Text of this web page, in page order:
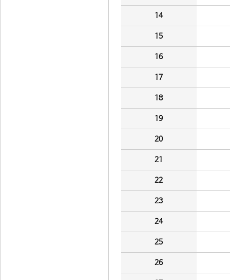
14
15
16
17
18
19
20
21
22
23
24
25
26